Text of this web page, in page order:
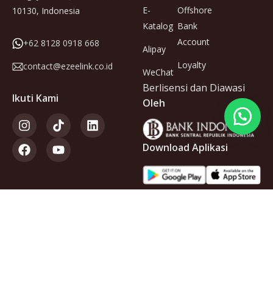
10130, Indonesia
+62 8128 0918 668
contact@ezeelink.co.id
Ikuti Kami
E-
Katalog
Alipay
WeChat
Offshore
Bank
Account
Loyalty
Berlisensi dan Diawasi
Oleh
Download Aplikasi